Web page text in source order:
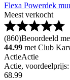
Flexa Powerdek
Meest verkocht
(860)Beoordeeld
44.99 met Club
ActieActie
Actie,
68.99